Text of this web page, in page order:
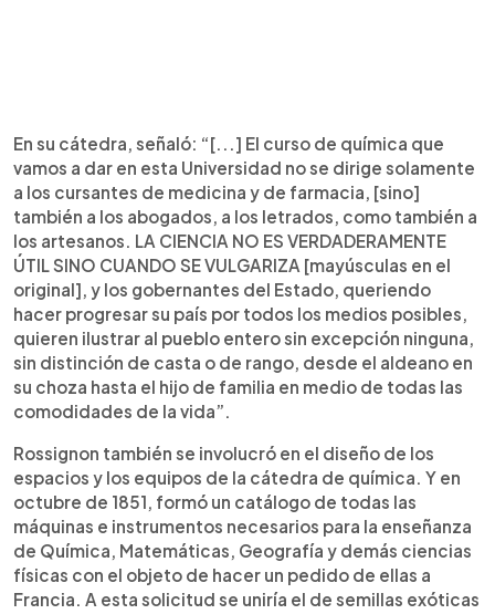
En su cátedra, señaló: “[...] El curso de química que
vamos a dar en esta Universidad no se dirige solamente
a los cursantes de medicina y de farmacia, [sino]
también a los abogados, a los letrados, como también a
los artesanos. LA CIENCIA NO ES VERDADERAMENTE
ÚTIL SINO CUANDO SE VULGARIZA [mayúsculas en el
original], y los gobernantes del Estado, queriendo
hacer progresar su país por todos los medios posibles,
quieren ilustrar al pueblo entero sin excepción ninguna,
sin distinción de casta o de rango, desde el aldeano en
su choza hasta el hijo de familia en medio de todas las
comodidades de la vida”.
Rossignon también se involucró en el diseño de los
espacios y los equipos de la cátedra de química. Y en
octubre de 1851, formó un catálogo de todas las
máquinas e instrumentos necesarios para la enseñanza
de Química, Matemáticas, Geografía y demás ciencias
físicas con el objeto de hacer un pedido de ellas a
Francia. A esta solicitud se uniría el de semillas exóticas